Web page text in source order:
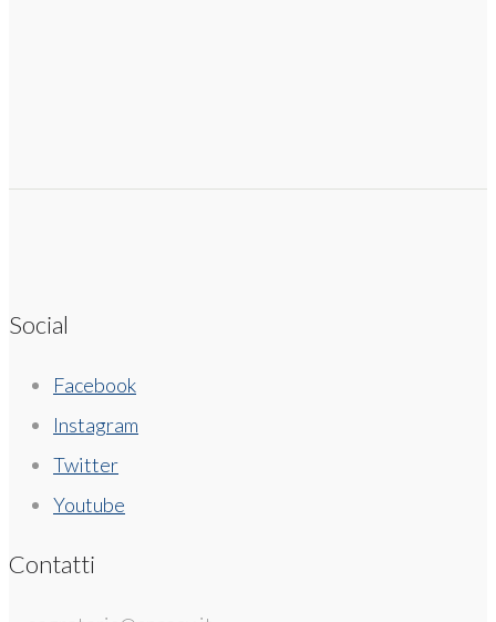
Social
Facebook
Instagram
Twitter
Youtube
Contatti